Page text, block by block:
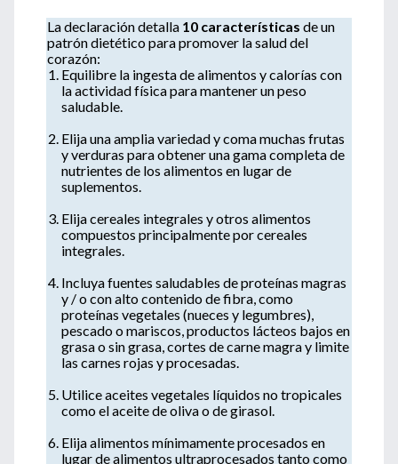
La declaración detalla 10 características de un
patrón dietético para promover la salud del
corazón:
Equilibre la ingesta de alimentos y calorías con
la actividad física para mantener un peso
saludable.
Elija una amplia variedad y coma muchas frutas
y verduras para obtener una gama completa de
nutrientes de los alimentos en lugar de
suplementos.
Elija cereales integrales y otros alimentos
compuestos principalmente por cereales
integrales.
Incluya fuentes saludables de proteínas magras
y / o con alto contenido de fibra, como
proteínas vegetales (nueces y legumbres),
pescado o mariscos, productos lácteos bajos en
grasa o sin grasa, cortes de carne magra y limite
las carnes rojas y procesadas.
Utilice aceites vegetales líquidos no tropicales
como el aceite de oliva o de girasol.
Elija alimentos mínimamente procesados ​​en
lugar de alimentos ultraprocesados ​​tanto como